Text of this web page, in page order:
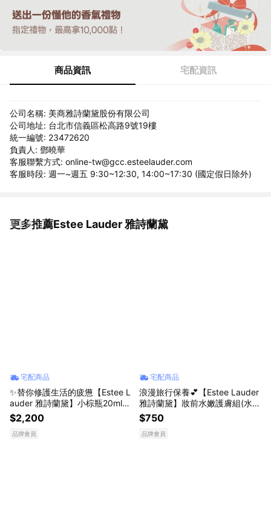
商品資訊 宅配資訊
公司名稱: 美商雅詩蘭黛股份有限公司
公司地址: 台北市信義區松高路9號19樓
統一編號: 23472620
負責人: 鄧曉華
客服聯繫方式: online-tw@gcc.esteelauder.com
客服時段: 週一~週五 9:30~12:30, 14:00~17:30 (國定假日除外)
更多推薦Estee Lauder 雅詩蘭黛
看更多
宅配商品
✨替你修護生活的疲憊【Estee L
auder 雅詩蘭黛】小棕瓶20ml+1
5ml+原生露15ml+化妝包 | 告白
獻禮 送女友 生日禮物
$2,200
品牌會員
宅配商品
浪漫旅行保養💕【Estee Lauder
雅詩蘭黛】妝前水嫩護膚組(水啵
啵妝前精華 15ml+修護露7ml+膠
原眼霜 5ml)
$750
品牌會員